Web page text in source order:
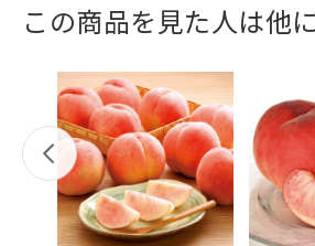
この商品を見た人は他